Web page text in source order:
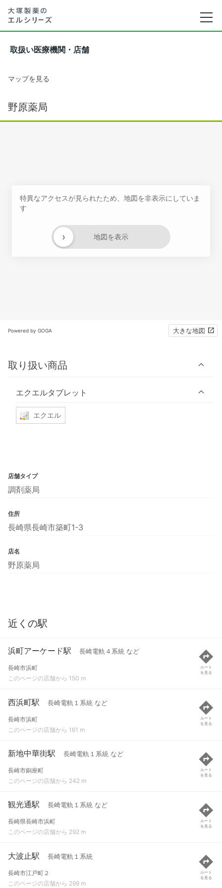
取扱い医療機関・店舗
マップを見る
野原薬局
特異なアクセスが見られたため、地図を非表示にしていま
す
地図を表示
›
Powered by GOGA 大きな地図
取り扱い商品
エクエルタブレット
エクエル
店舗タイプ
調剤薬局
住所
長崎県長崎市築町1-3
店名
野原薬局
近くの駅
浜町アーケード駅 長崎電軌４系統 など
長崎市浜町
このページの店舗から 150 m
ルート
を見る
西浜町駅 長崎電軌１系統 など
長崎市浜町
このページの店舗から 161 m
ルート
を見る
新地中華街駅 長崎電軌１系統 など
長崎市銅座町
このページの店舗から 242 m
ルート
を見る
観光通駅 長崎電軌１系統 など
長崎県長崎市浜町
このページの店舗から 292 m
ルート
を見る
大波止駅 長崎電軌１系統
長崎市江戸町２
このページの店舗から 299 m
ルート
を見る